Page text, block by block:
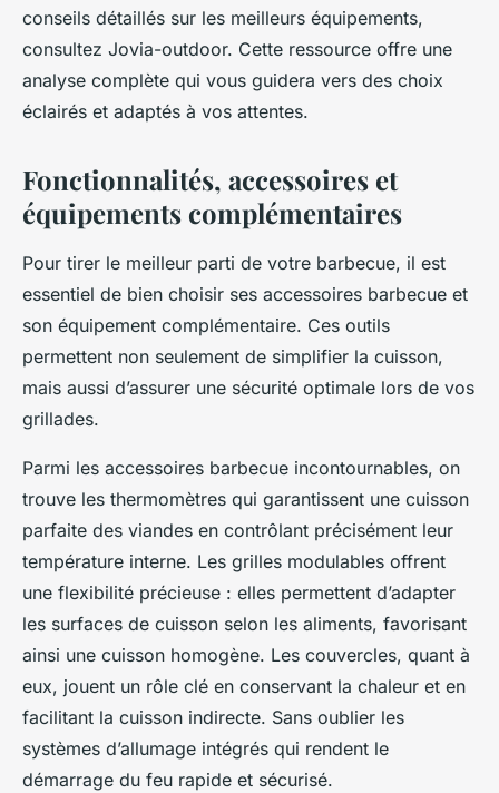
conseils détaillés sur les meilleurs équipements,
consultez Jovia-outdoor. Cette ressource offre une
analyse complète qui vous guidera vers des choix
éclairés et adaptés à vos attentes.
Fonctionnalités, accessoires et
équipements complémentaires
Pour tirer le meilleur parti de votre barbecue, il est
essentiel de bien choisir ses accessoires barbecue et
son équipement complémentaire. Ces outils
permettent non seulement de simplifier la cuisson,
mais aussi d’assurer une sécurité optimale lors de vos
grillades.
Parmi les accessoires barbecue incontournables, on
trouve les thermomètres qui garantissent une cuisson
parfaite des viandes en contrôlant précisément leur
température interne. Les grilles modulables offrent
une flexibilité précieuse : elles permettent d’adapter
les surfaces de cuisson selon les aliments, favorisant
ainsi une cuisson homogène. Les couvercles, quant à
eux, jouent un rôle clé en conservant la chaleur et en
facilitant la cuisson indirecte. Sans oublier les
systèmes d’allumage intégrés qui rendent le
démarrage du feu rapide et sécurisé.